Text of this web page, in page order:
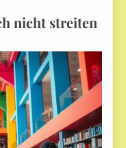
nicht streiten